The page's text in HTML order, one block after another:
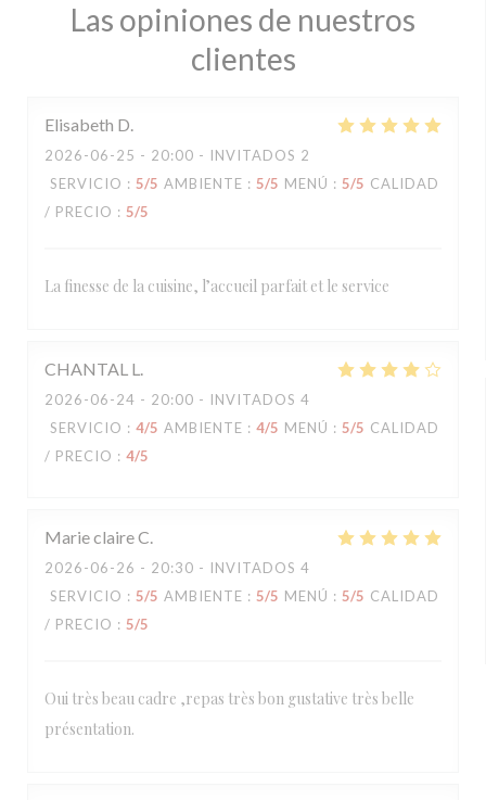
Las opiniones de nuestros
clientes
Elisabeth D
2026-06-25 - 20:00 - INVITADOS 2
SERVICIO : 5/5 AMBIENTE : 5/5 MENÚ : 5/5 CALIDAD
/ PRECIO : 5/5
La finesse de la cuisine, l’accueil parfait et le service
CHANTAL L
2026-06-24 - 20:00 - INVITADOS 4
SERVICIO : 4/5 AMBIENTE : 4/5 MENÚ : 5/5 CALIDAD
/ PRECIO : 4/5
Marie claireC
2026-06-26 - 20:30 - INVITADOS 4
SERVICIO : 5/5 AMBIENTE : 5/5 MENÚ : 5/5 CALIDAD
/ PRECIO : 5/5
Oui très beau cadre ,repas très bon gustative très belle
présentation.